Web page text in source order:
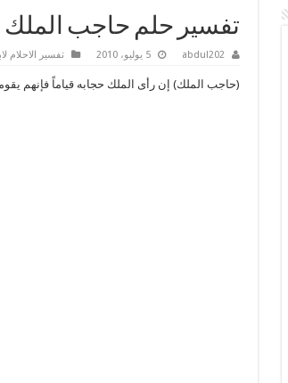
تفسير حلم حاجب الملك
abdul202 5 يوليو، 2010 تفسير الاحلام
(حاجب الملك) إن رأى الملك حجابه قياماً فإنهم